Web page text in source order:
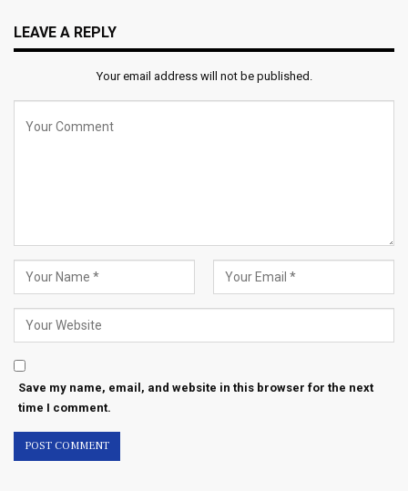
LEAVE A REPLY
Your email address will not be published.
Save my name, email, and website in this browser for the next
time I comment.